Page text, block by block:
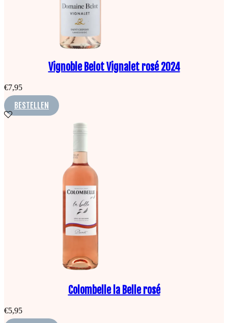
Vignoble Belot Vignalet rosé 2024
€7,95
BESTELLEN
Colombelle la Belle rosé
€5,95